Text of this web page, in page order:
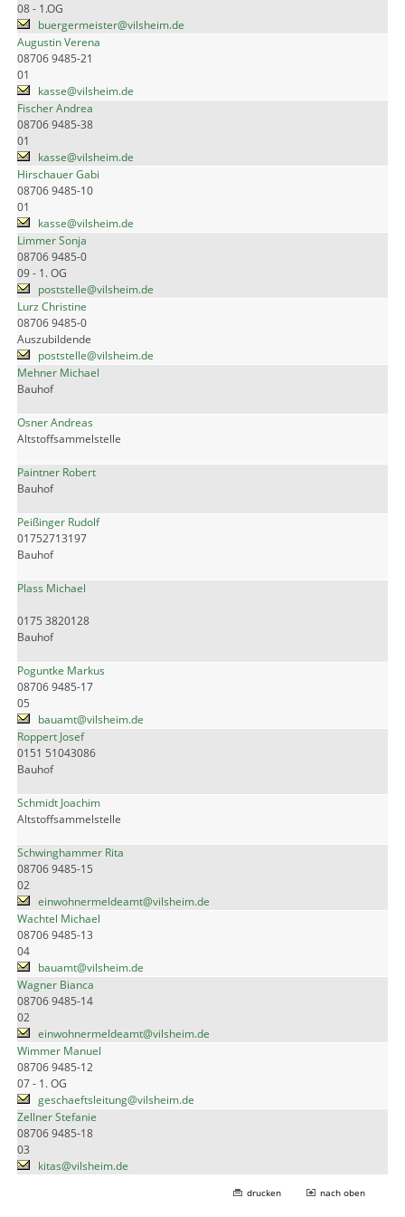
08 - 1.OG
buergermeister@vilsheim.de
Augustin Verena
08706 9485-21
01
kasse@vilsheim.de
Fischer Andrea
08706 9485-38
01
kasse@vilsheim.de
Hirschauer Gabi
08706 9485-10
01
kasse@vilsheim.de
Limmer Sonja
08706 9485-0
09 - 1. OG
poststelle@vilsheim.de
Lurz Christine
08706 9485-0
Auszubildende
poststelle@vilsheim.de
Mehner Michael
Bauhof
Osner Andreas
Altstoffsammelstelle
Paintner Robert
Bauhof
Peißinger Rudolf
01752713197
Bauhof
Plass Michael
0175 3820128
Bauhof
Poguntke Markus
08706 9485-17
05
bauamt@vilsheim.de
Roppert Josef
0151 51043086
Bauhof
Schmidt Joachim
Altstoffsammelstelle
Schwinghammer Rita
08706 9485-15
02
einwohnermeldeamt@vilsheim.de
Wachtel Michael
08706 9485-13
04
bauamt@vilsheim.de
Wagner Bianca
08706 9485-14
02
einwohnermeldeamt@vilsheim.de
Wimmer Manuel
08706 9485-12
07 - 1. OG
geschaeftsleitung@vilsheim.de
Zellner Stefanie
08706 9485-18
03
kitas@vilsheim.de
drucken nach oben